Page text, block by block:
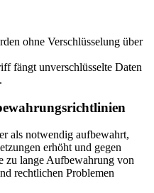
ohne Verschlüsselung über
fängt unverschlüsselte Daten
als notwendig aufbewahrt,
erhöht und gegen
zu lange Aufbewahrung von
rechtlichen Problemen